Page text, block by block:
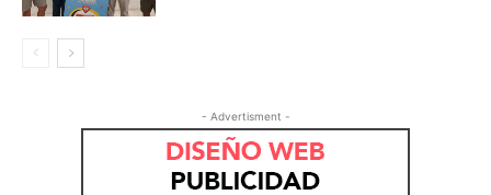
- Advertisment -